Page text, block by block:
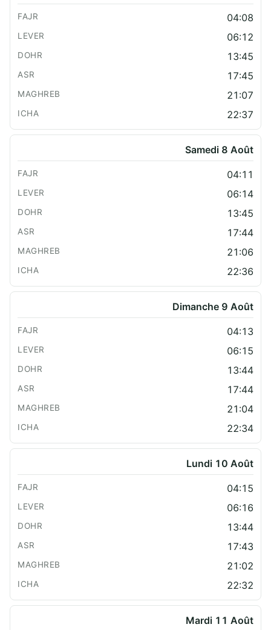
04:08
06:12
13:45
17:45
21:07
22:37
Samedi 8 Août
04:11
06:14
13:45
17:44
21:06
22:36
Dimanche 9 Août
04:13
06:15
13:44
17:44
21:04
22:34
Lundi 10 Août
04:15
06:16
13:44
17:43
21:02
22:32
Mardi 11 Août